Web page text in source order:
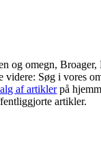
og omegn,
videre: Søg i vores
af artiklerpå
artikler.